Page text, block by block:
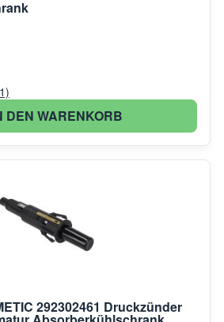
DEN WARENKORB
292302461 Druckzünder